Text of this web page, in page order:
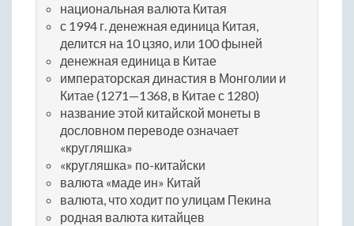
национальная валюта Китая
с 1994 г. денежная единица Китая,
делится на 10 цзяо, или 100 фыней
денежная единица в Китае
императорская династия в Монголии и
Китае (1271—1368, в Китае с 1280)
название этой китайской монеты в
дословном переводе означает
«кругляшка»
«кругляшка» по-китайски
валюта «маде ин» Китай
валюта, что ходит по улицам Пекина
родная валюта китайцев